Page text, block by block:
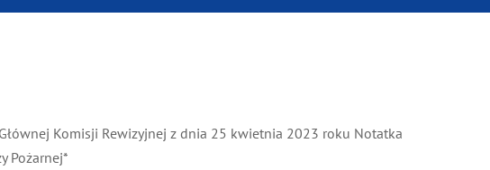
Komisji Rewizyjnej z dnia 25 kwietnia 2023 roku Notatka
Pożarnej*